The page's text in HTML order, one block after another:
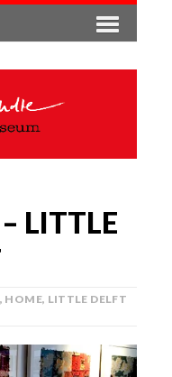
LITTLE
, HOME, LITTLE DELFT